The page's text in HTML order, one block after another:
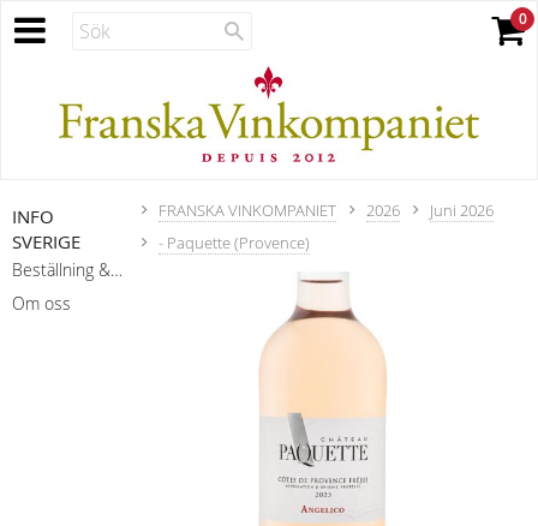
FRANSKA VINKOMPANIET 2026
Juni 2026
- Paquette (Provence)
INFO
SVERIGE
Beställning & leverans
Om oss